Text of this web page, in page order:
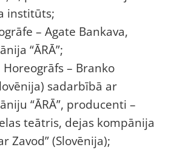
institūts;
– Agate Bankava,
“ĀRĀ”;
Horeogrāfs – Branko
sadarbībā ar
“ĀRĀ”, producenti –
teātris, dejas kompānija
Zavod” (Slovēnija);